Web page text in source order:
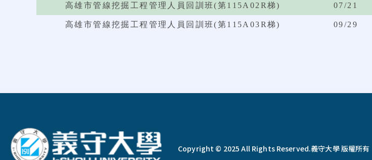
高雄市管線挖掘工程管理人員回訓班(第115A02R梯) 07/21
高雄市管線挖掘工程管理人員回訓班(第115A03R梯) 09/29
Copyright © 2025 All Rights Reserved.義守大學 版權所有